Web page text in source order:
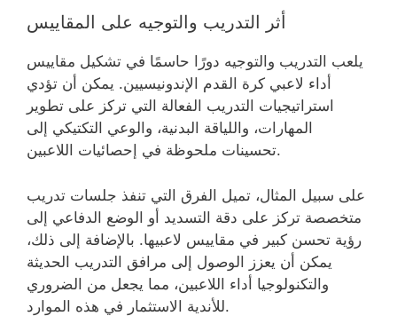
أثر التدريب والتوجيه على المقاييس
يلعب التدريب والتوجيه دورًا حاسمًا في تشكيل مقاييس
أداء لاعبي كرة القدم الإندونيسيين. يمكن أن تؤدي
استراتيجيات التدريب الفعالة التي تركز على تطوير
المهارات، واللياقة البدنية، والوعي التكتيكي إلى
تحسينات ملحوظة في إحصائيات اللاعبين.
على سبيل المثال، تميل الفرق التي تنفذ جلسات تدريب
متخصصة تركز على دقة التسديد أو الوضع الدفاعي إلى
رؤية تحسن كبير في مقاييس لاعبيها. بالإضافة إلى ذلك،
يمكن أن يعزز الوصول إلى مرافق التدريب الحديثة
والتكنولوجيا أداء اللاعبين، مما يجعل من الضروري
للأندية الاستثمار في هذه الموارد.